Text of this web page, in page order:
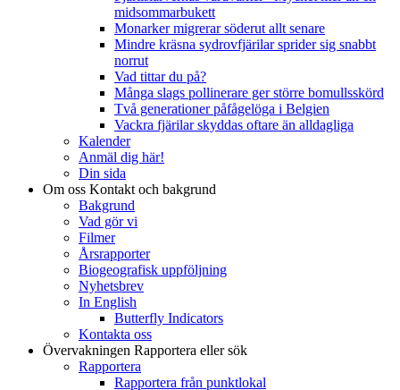
midsommarbukett
Monarker migrerar söderut allt senare
Mindre kräsna sydrovfjärilar sprider sig snabbt
norrut
Vad tittar du på?
Många slags pollinerare ger större bomullsskörd
Två generationer påfågelöga i Belgien
Vackra fjärilar skyddas oftare än alldagliga
Kalender
Anmäl dig här!
Din sida
Om oss Kontakt och bakgrund
Bakgrund
Vad gör vi
Filmer
Årsrapporter
Biogeografisk uppföljning
Nyhetsbrev
In English
Butterfly Indicators
Kontakta oss
Övervakningen Rapportera eller sök
Rapportera
Rapportera från punktlokal